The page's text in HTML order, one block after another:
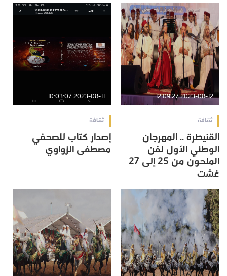
2023-08-12 12:09:27
ثقافة
القنيطرة .. المهرجان
الوطني الأول لفن
الملحون من 25 إلى 27
غشت
2023-08-11 10:03:07
ثقافة
إصدار كتاب للصحفي
مصطفى الزواوي